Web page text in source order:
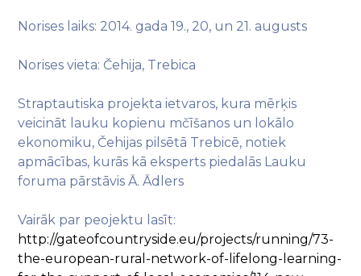
Norises laiks: 2014. gada 19., 20, un 21. augusts
Norises vieta: Čehija, Trebica
Straptautiska projekta ietvaros, kura mērķis
veicināt lauku kopienu mčīšanos un lokālo
ekonomiku, Čehijas pilsētā Trebicē, notiek
apmācības, kurās kā eksperts piedalās Lauku
foruma pārstāvis Ā. Ādlers
Vairāk par peojektu lasīt:
http://gateofcountryside.eu/projects/running/73-
the-european-rural-network-of-lifelong-learning-